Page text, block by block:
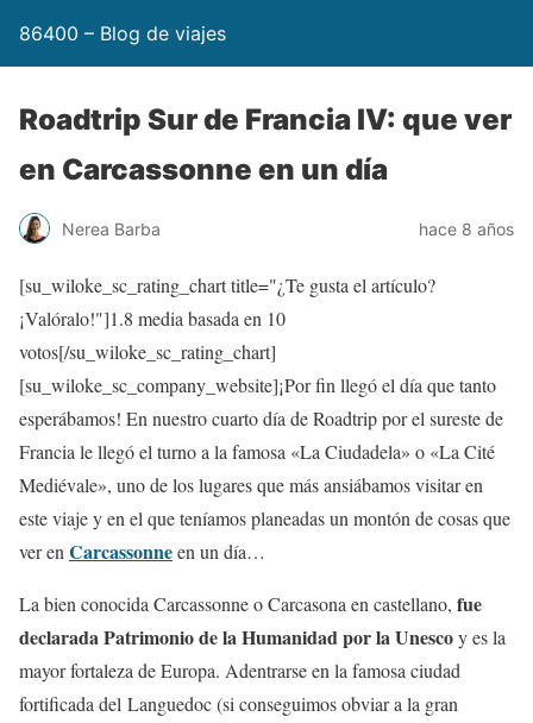
86400 – Blog de viajes
Roadtrip Sur de Francia IV: que ver
en Carcassonne en un día
Nerea Barba hace 8 años
[su_wiloke_sc_rating_chart title="¿Te gusta el artículo?
¡Valóralo!"]1.8 media basada en 10
votos[/su_wiloke_sc_rating_chart]
[su_wiloke_sc_company_website]¡Por fin llegó el día que tanto
esperábamos! En nuestro cuarto día de Roadtrip por el sureste de
Francia le llegó el turno a la famosa «La Ciudadela» o «La Cité
Mediévale», uno de los lugares que más ansiábamos visitar en
este viaje y en el que teníamos planeadas un montón de cosas que
ver en Carcassonneen un día…
La bien conocida Carcassonne o Carcasona en castellano, fue
declarada Patrimonio de la Humanidad por la Unescoy es la
mayor fortaleza de Europa. Adentrarse en la famosa ciudad
fortificada del Languedoc (si conseguimos obviar a la gran